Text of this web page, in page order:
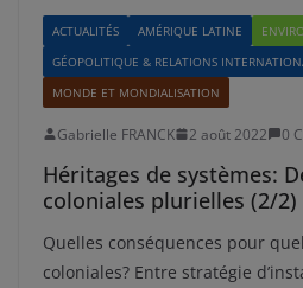
ACTUALITÉS AMÉRIQUE LATINE
GÉOPOLITIQUE & RELATIONS
MONDE ET MONDIALISATION
Gabrielle FRANCK 2 août 2022 0
Héritages de systèmes:
coloniales plurielles (2/2)
Quelles conséquences pour
coloniales? Entre stratégie